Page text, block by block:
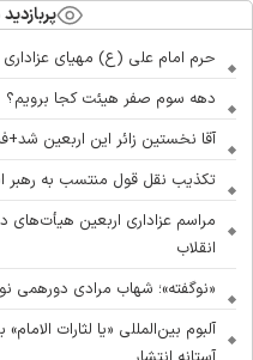
حرم امام علی (ع) مهیای
دهه سوم صفر هیئت کجا برویم؟
آقا نخستین زائر این اربعین
تکذیب نقل قول منتسب به رهبر
مراسم عزاداری اربعین
انقلاب
«نوگفته»؛ شهاب مرادی دورهمی
آلبوم بین‌المللی «یا لثارات